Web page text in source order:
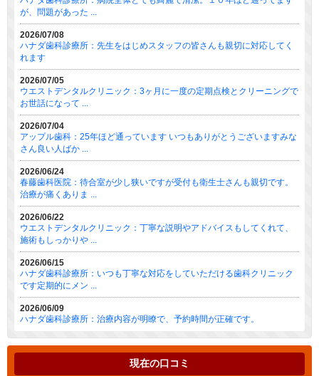
が、問題があった ...
2026/07/08
ハナダ歯科診療所：先生をはじめスタッフの皆さんも親切に対応してく
れます
2026/07/05
ウエストデンタルクリニック：3ヶ月に一度の定期点検とクリーニングで
お世話になって ...
2026/07/04
アップル歯科：25年ほど通っています いつもありがとうございますみな
さん良い人ばか ...
2026/06/24
春藤歯科医院：待合室が少し狭いですが受付も衛生士さんも親切です。
治療が痛くありま ...
2026/06/22
ウエストデンタルクリニック：丁寧な説明やアドバイスもしてくれて、
施術もしっかりや ...
2026/06/15
ハナダ歯科診療所：いつも丁寧な対応をしていただける歯科クリニック
です定期的にメン ...
2026/06/09
ハナダ歯科診療所：治療内容が明瞭で、予約時間が正確です。
現在の口コミ